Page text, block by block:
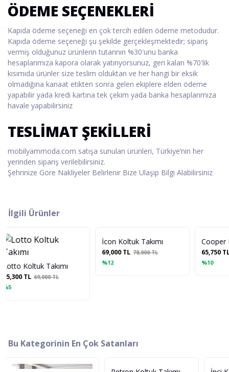
ÖDEME SEÇENEKLERİ
Kapıda ödeme seçeneği en çok tercih edilen ödeme metodudur.
Kapıda ödeme seçeneği şu şekilde gerçekleşmektedir; sipariş
vermiş olduğunuz ürünlerin tutarının %30'unu banka
hesaplarımıza kapora olarak yatırıyorsunuz, geri kalan %70'lik
kısımıda ürünler size teslim olduktan ve her hangi bir eksik
olmadığına kanaat etikten sonra gelen ekiplere elden ödeme
yapabilir yada kredi kartına tek çekim yada banka hesaplarımıza
havale yapabilirsiniz
TESLİMAT ŞEKİLLERİ
mobilyammoda.com satışa sunulan ürünleri, Türkiye’nin her
yerinden sipariş verilebilirsiniz.
Şehrinize Göre Nakliyeler Belirlenir Bize Ulaşıp Bilgi Alabilirsiniz
İlgili Ürünler
TL
İcon Koltuk Takımı
78,000 TL
%12
Cooper Koltuk Takımı
65,750 TL 73,000 TL
Bu Kategorinin En Çok Satanları